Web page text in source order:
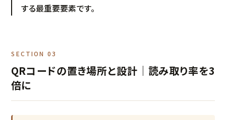
する最重要要素です。
SECTION 03
QRコードの置き場所と設計｜読み取り率を3
倍に